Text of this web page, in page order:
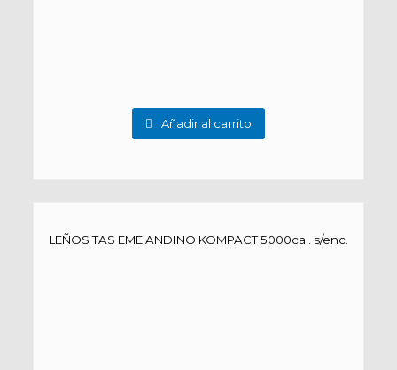
Añadir al carrito
LEÑOS TAS EME ANDINO KOMPACT 5000cal. s/enc.